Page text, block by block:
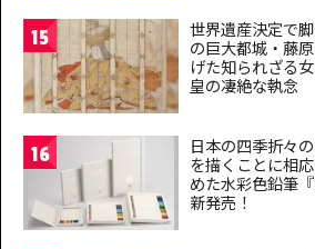
15
世界遺産決定で
の巨大都城・藤
げた知られざる
皇の凄絶な執念
16
日本の四季折々
を描くことに相
めた水彩色鉛筆
新発売！